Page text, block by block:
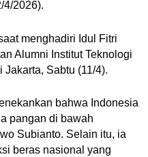
4/2026).
menghadiri Idul Fitri
Alumni Institut Teknologi
Sabtu (11/4).
bahwa Indonesia
pangan di bawah
Subianto. Selain itu, ia
beras nasional yang